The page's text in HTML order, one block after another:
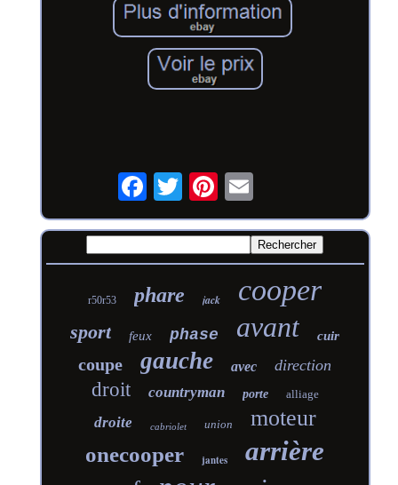
r50r53 phare jack cooper
sport feux phase avant cuir
coupe gauche avec direction
droit countryman porte alliage
droite cabriolet union moteur
onecooper jantes arrière